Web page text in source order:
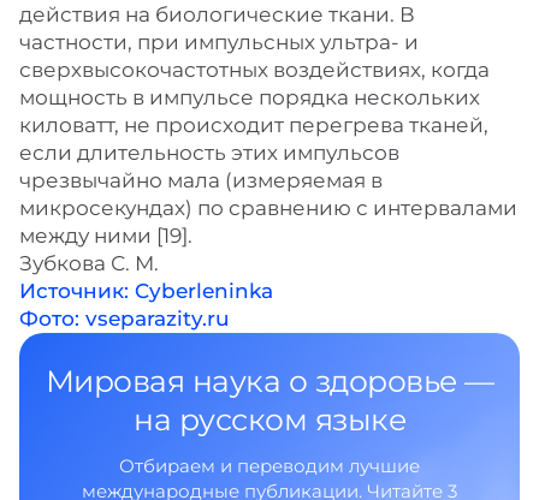
действия на биологические ткани. В
частности, при импульсных ультра- и
сверхвысокочастотных воздействиях, когда
мощность в импульсе порядка нескольких
киловатт, не происходит перегрева тканей,
если длительность этих импульсов
чрезвычайно мала (измеряемая в
микросекундах) по сравнению с интервалами
между ними [19].
Зубкова С. М.
Источник: Cyberleninka
Фото: vseparazity.ru
Мировая наука о здоровье —
на русском языке
Отбираем и переводим лучшие
международные публикации. Читайте 3